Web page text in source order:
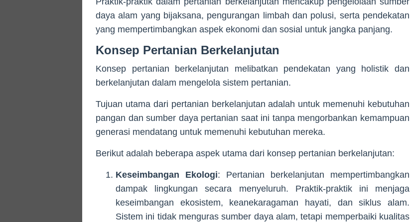
daya alam yang bijaksana, pengurangan limbah dan polusi, serta pendekatan
yang mempertimbangkan aspek ekonomi dan sosial untuk jangka panjang.
Konsep Pertanian Berkelanjutan
Konsep pertanian berkelanjutan melibatkan pendekatan yang holistik dan
berkelanjutan dalam mengelola sistem pertanian.
Tujuan utama dari pertanian berkelanjutan adalah untuk memenuhi kebutuhan
pangan dan sumber daya pertanian saat ini tanpa mengorbankan kemampuan
generasi mendatang untuk memenuhi kebutuhan mereka.
Berikut adalah beberapa aspek utama dari konsep pertanian berkelanjutan:
Keseimbangan Ekologi: Pertanian berkelanjutan mempertimbangkan
dampak lingkungan secara menyeluruh. Praktik-praktik ini menjaga
keseimbangan ekosistem, keanekaragaman hayati, dan siklus alam.
Sistem ini tidak menguras sumber daya alam, tetapi memperbaiki kualitas